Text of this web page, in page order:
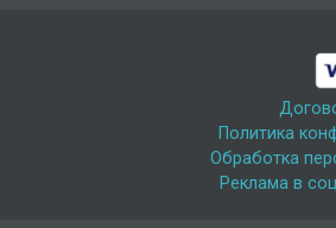
Политика
Обработка
Реклама в